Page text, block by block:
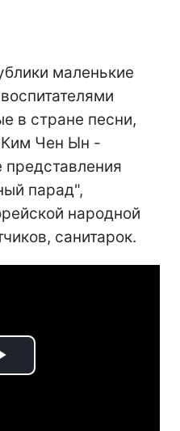
маленькие
в стране песни,
Чен Ын -
парад",
народной
санитарок.
Play